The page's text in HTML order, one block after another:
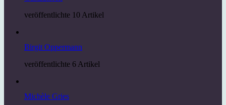
veröffentlichte 10 Artikel
Birgit Oppermann
veröffentlichte 6 Artikel
Michèle Gries